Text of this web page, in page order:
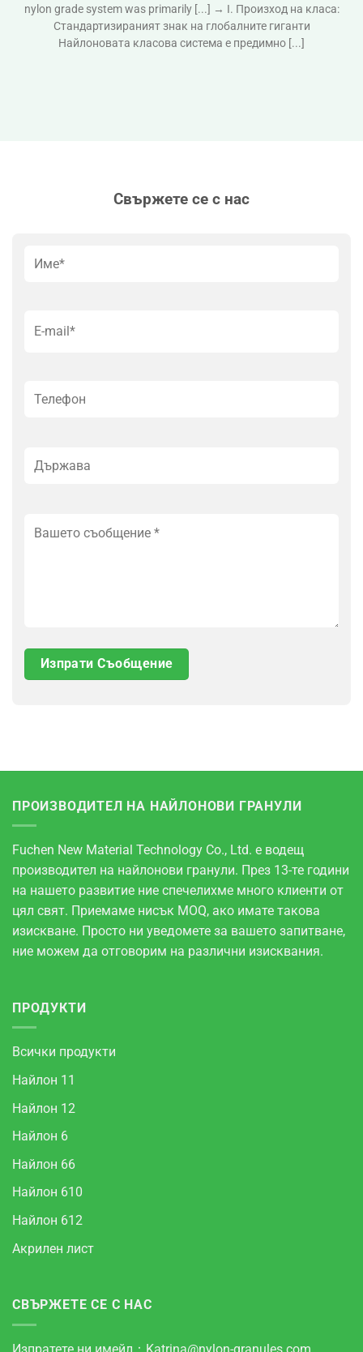
nylon grade system was primarily [...] → I. Произход на класа:
Стандартизираният знак на глобалните гиганти
Найлоновата класова система е предимно [...]
Свържете се с нас
ПРОИЗВОДИТЕЛ НА НАЙЛОНОВИ ГРАНУЛИ
Fuchen New Material Technology Co., Ltd. е водещ
производител на найлонови гранули. През 13-те години
на нашето развитие ние спечелихме много клиенти от
цял свят. Приемаме нисък MOQ, ако имате такова
изискване. Просто ни уведомете за вашето запитване,
ние можем да отговорим на различни изисквания.
ПРОДУКТИ
Всички продукти
Найлон 11
Найлон 12
Найлон 6
Найлон 66
Найлон 610
Найлон 612
Акрилен лист
СВЪРЖЕТЕ СЕ С НАС